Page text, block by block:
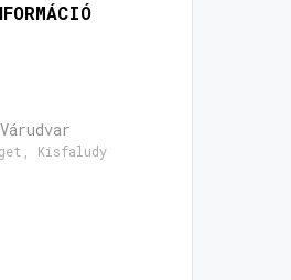
Kisfaludy